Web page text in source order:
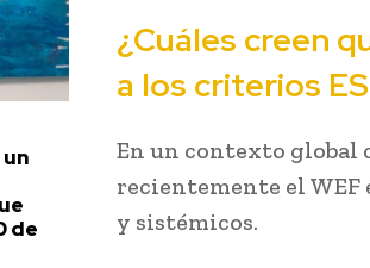
de
¿Cuáles creen
a los criterios
En un contexto global
recientemente el WEF
y sistémicos.